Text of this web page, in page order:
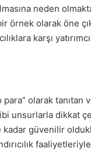
neden
örnek olarak öne
karşı
olarak
unsurlarla dikkat
güvenilir